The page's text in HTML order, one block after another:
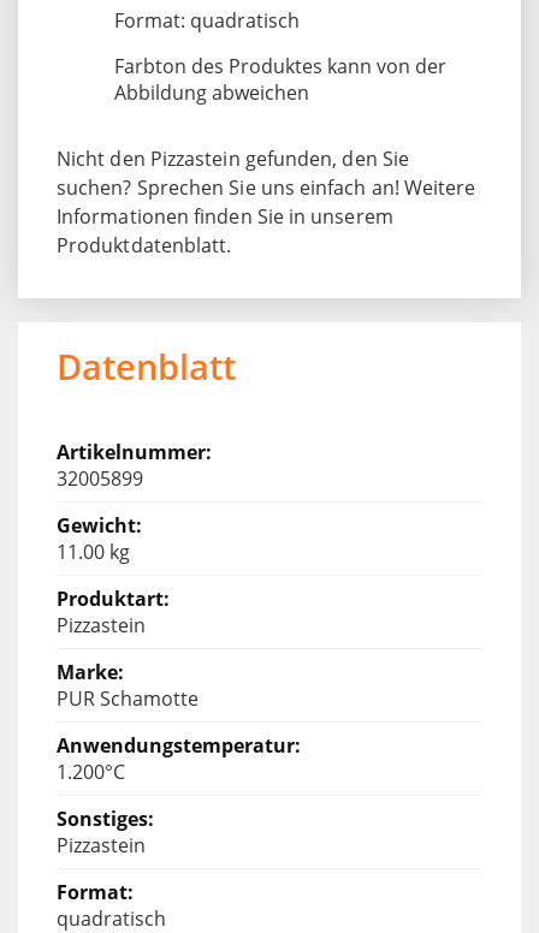
Format: quadratisch
Farbton des Produktes kann von der
Abbildung abweichen
Nicht den Pizzastein gefunden, den Sie
suchen? Sprechen Sie uns einfach an! Weitere
Informationen finden Sie in unserem
Produktdatenblatt.
Datenblatt
32005899
11.00 kg
Pizzastein
PUR Schamotte
1.200°C
Pizzastein
quadratisch